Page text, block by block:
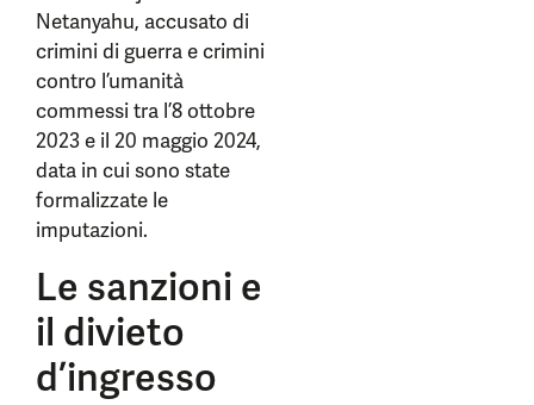
Netanyahu, accusato di
crimini di guerra e crimini
contro l’umanità
commessi tra l’8 ottobre
2023 e il 20 maggio 2024,
data in cui sono state
formalizzate le
imputazioni.
Le sanzioni e
il divieto
d’ingresso